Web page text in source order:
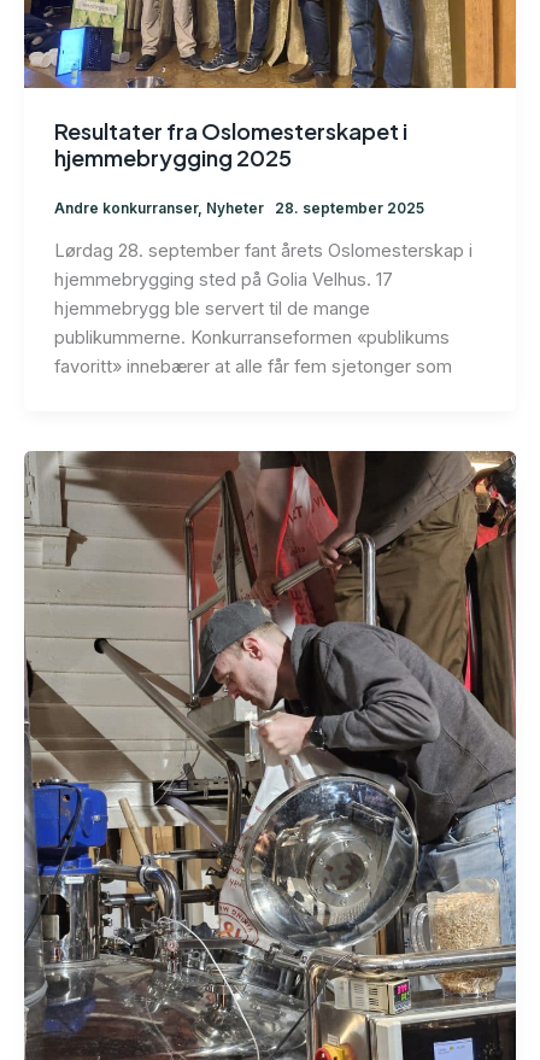
Resultater fra Oslomesterskapet i
hjemmebrygging 2025
Andre konkurranser, Nyheter 28. september 2025
Lørdag 28. september fant årets Oslomesterskap i
hjemmebrygging sted på Golia Velhus. 17
hjemmebrygg ble servert til de mange
publikummerne. Konkurranseformen «publikums
favoritt» innebærer at alle får fem sjetonger som